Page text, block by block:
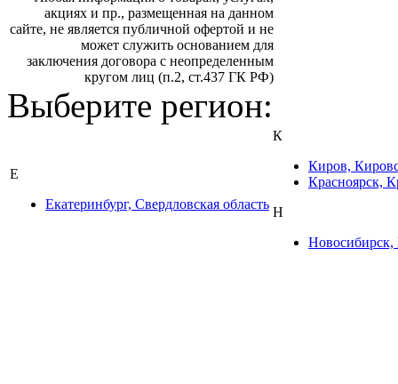
акциях и пр., размещенная на данном
сайте, не является публичной офертой и не
может служить основанием для
заключения договора с неопределенным
кругом лиц (п.2, ст.437 ГК РФ)
Выберите регион:
Е
Екатеринбург, Свердловская область
К
Киров,
Красноярск,
Н
Новосибирск,